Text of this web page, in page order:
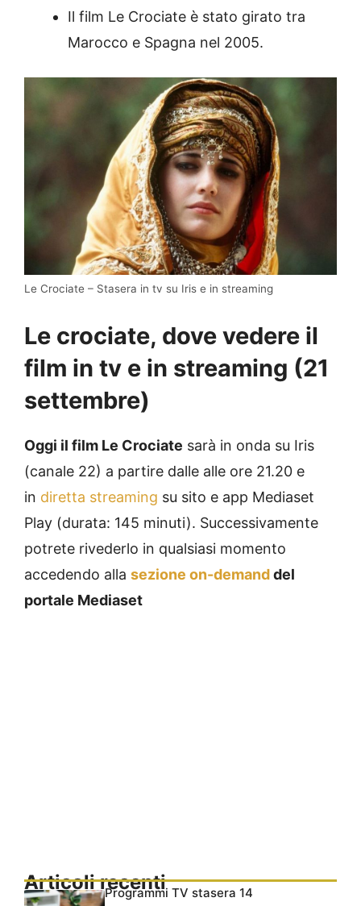
Il film Le Crociate è stato girato tra
Marocco e Spagna nel 2005.
Le Crociate – Stasera in tv su Iris e in streaming
Le crociate, dove vedere il
film in tv e in streaming (21
settembre)
Oggi il film Le Crociate sarà in onda su Iris
(canale 22) a partire dalle alle ore 21.20 e
in diretta streaming su sito e app Mediaset
Play (durata: 145 minuti). Successivamente
potrete rivederlo in qualsiasi momento
accedendo alla sezione on-demanddel
portale Mediaset
Articoli recentiProgrammi TV stasera 14